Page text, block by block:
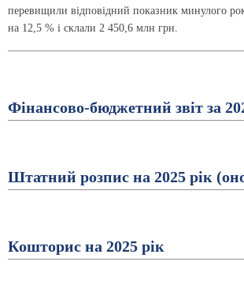
перевищили відповідний показник минулого
на 12,5 % і склали 2 450,6 млн грн.
Фінансово-бюджетний звіт за
Штатний розпис на 2025 рік
Кошторис на 2025 рік